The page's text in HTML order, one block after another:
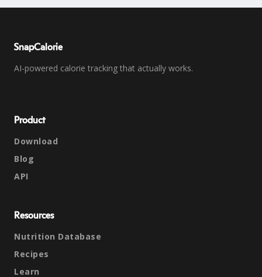
SnapCalorie
AI-powered calorie tracking that actually works.
Product
Download
Blog
API
Resources
Nutrition Database
Recipes
Learn